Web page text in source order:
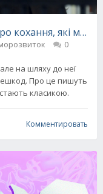
кохання, які
0
на шляху до неї
Про це пишуть
класикою.
Комментировать